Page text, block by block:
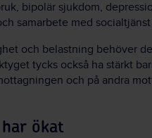
bipolär sjukdom,
samarbete med
och belastning behöver
tycks också ha stärkt
och på andra
ökat